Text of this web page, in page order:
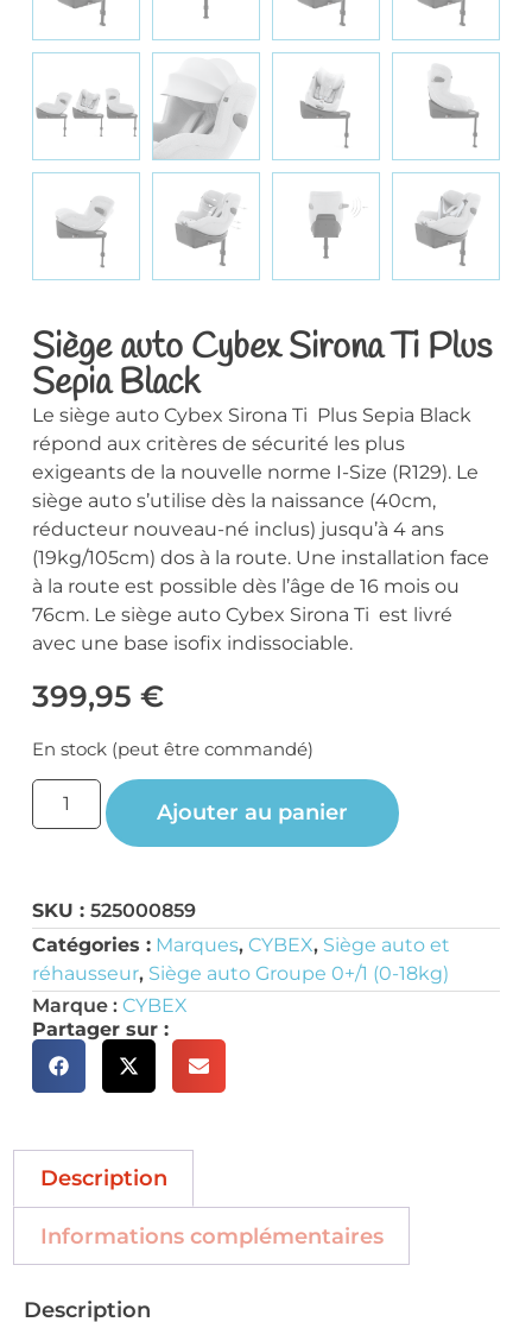
Siège auto Cybex Sirona Ti Plus
Sepia Black
Le siège auto Cybex Sirona Ti Plus Sepia Black
répond aux critères de sécurité les plus
exigeants de la nouvelle norme I-Size (R129). Le
siège auto s’utilise dès la naissance (40cm,
réducteur nouveau-né inclus) jusqu’à 4 ans
(19kg/105cm) dos à la route. Une installation face
à la route est possible dès l’âge de 16 mois ou
76cm. Le siège auto Cybex Sirona Ti est livré
avec une base isofix indissociable.
399,95 €
En stock (peut être commandé)
Ajouter au panier
SKU : 525000859
Catégories : Marques, CYBEX, Siège auto et
réhausseur, Siège auto Groupe 0+/1 (0-18kg)
Marque : CYBEX
Partager sur :
Description
Informations complémentaires
Description